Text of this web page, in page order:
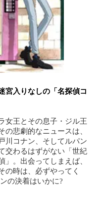
宮入りなしの「名探偵コ
女王とその息子・ジル王
の悲劇的なニュースは、
川コナン、そしてルパン
交わるはずがない「世紀
」。出会ってしまえば、
の時は、必ずやってく
の決着はいかに?